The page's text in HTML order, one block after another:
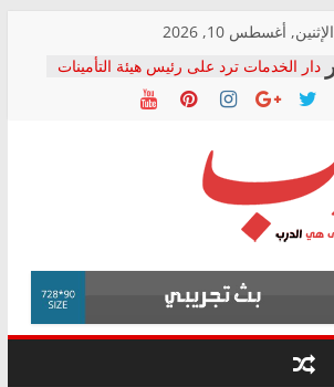
الإثنين, أغسطس 10, 2026
دار الخدمات ترد على رئيس هيئة التأمينات
بعد مؤتمره الصحفي: إنكار الأزمة لا ينهي
معاناة أصحاب المعاشات.. ونطالب بكشف
فرحات سليمان يكتب: القطاع الصحي إلى
أين؟
حزب التحالف الشعبي يطلق لجنة “الحق
في الصحة” بالإسكندرية لرصد الانتهاكات
ودعم المرضى
الوزاري لمدينة الصحفيين.. وانتهاء أعمال
إنشاء المبنى الإداري
المجلس القومي لحقوق الإنسان يعلن
متابعة قضية الدكتور محمد زهران.. ويؤكد:
قرينة البراءة وضمانات المحاكمة العادلة